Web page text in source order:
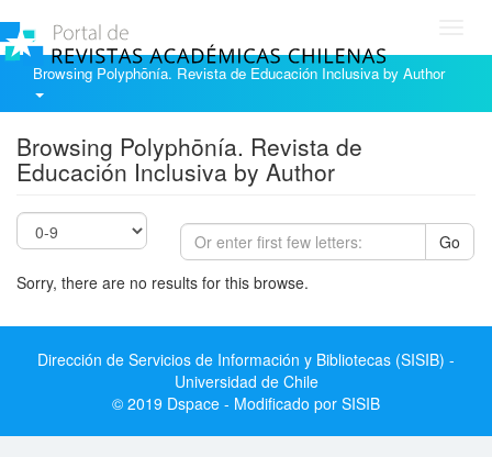
Browsing Polyphōnía. Revista de Educación Inclusiva by Author
Browsing Polyphōnía. Revista de
Educación Inclusiva by Author
Go
Sorry, there are no results for this browse.
Dirección de Servicios de Información y Bibliotecas (SISIB) -
Universidad de Chile
© 2019 Dspace - Modificado por SISIB